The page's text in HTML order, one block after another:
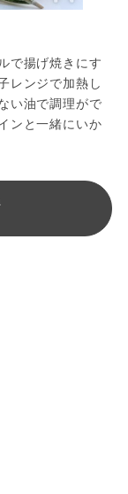
で揚げ焼きにす
レンジで加熱し
い油で調理がで
ンと一緒にいか